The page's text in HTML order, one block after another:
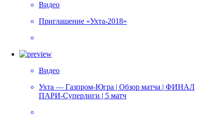
Видео
Приглашение «Ухта-2018»
Видео
Ухта — Газпром-Югра | Обзор матча | ФИНАЛ
ПАРИ-Суперлиги | 5 матч